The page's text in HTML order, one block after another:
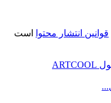
قوانین انتشار محتوا است